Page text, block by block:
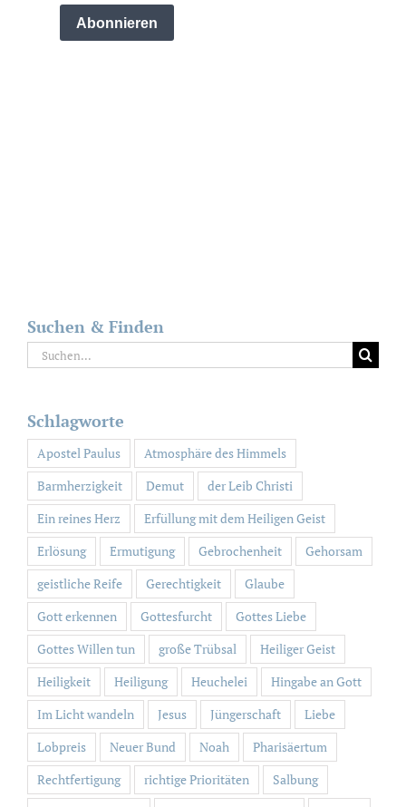
Suchen & Finden
Suche
nach:
Schlagworte
Apostel Paulus
Atmosphäre des Himmels
Barmherzigkeit
Demut
der Leib Christi
Ein reines Herz
Erfüllung mit dem Heiligen Geist
Erlösung
Ermutigung Gebrochenheit
Gehorsam
geistliche Reife
Gerechtigkeit
Glaube
Gott erkennen
Gottesfurcht
Gottes Liebe
Gottes Willen tun
große Trübsal
Heiliger Geist
Heiligkeit
Heiligung Heuchelei
Hingabe an Gott
Im Licht wandeln
Jesus Jüngerschaft
Liebe
Lobpreis
Neuer Bund Noah
Pharisäertum
Rechtfertigung
richtige Prioritäten
Salbung